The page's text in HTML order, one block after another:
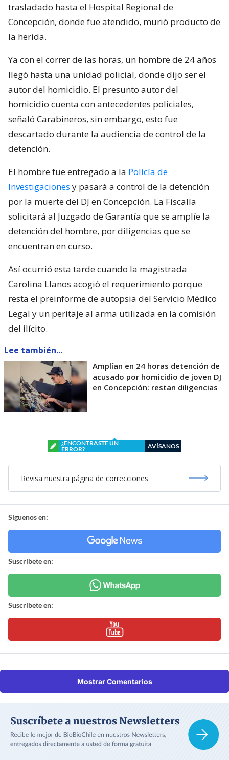
trasladado hasta el Hospital Regional de
Concepción, donde fue atendido, murió producto de
la herida.
Ya con el correr de las horas, un hombre de 24 años
llegó hasta una unidad policial, donde dijo ser el
autor del homicidio. El presunto autor del
homicidio cuenta con antecedentes policiales,
señaló Carabineros, sin embargo, esto fue
descartado durante la audiencia de control de la
detención.
El hombre fue entregado a la Policía de
Investigaciones y pasará a control de la detención
por la muerte del DJ en Concepción. La Fiscalía
solicitará al Juzgado de Garantía que se amplíe la
detención del hombre, por diligencias que se
encuentran en curso.
Así ocurrió esta tarde cuando la magistrada
Carolina Llanos acogió el requerimiento porque
resta el preinforme de autopsia del Servicio Médico
Legal y un peritaje al arma utilizada en la comisión
del ilícito.
Lee también...
Amplían en 24 horas detención de
acusado por homicidio de joven DJ
en Concepción: restan diligencias
¿ENCONTRASTE UN
ERROR?
AVÍSANOS
Revisa nuestra página de correcciones
Síguenos en:
Suscríbete en:
Suscríbete en:
Mostrar Comentarios